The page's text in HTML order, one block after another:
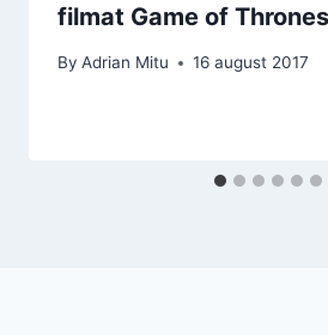
filmat Game of
By Adrian Mitu 16 august 2017